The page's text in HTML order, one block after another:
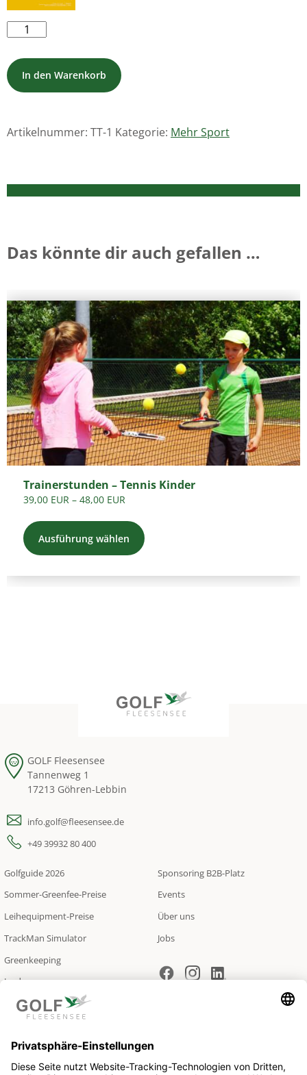
Trainerstunden
Tennis
MengeIn den Warenkorb
Artikelnummer: TT-1 Kategorie: Mehr Sport
Das könnte dir auch gefallen …
Trainerstunden – Tennis Kinder
39,00 EUR – 48,00 EUR
Ausführung wählen
Dieses
Produkt
weist
mehrere
Varianten
auf.
Die
Optionen
können
auf
Produktseite
gewählt
werden
GOLF Fleesensee
Tannenweg 1
17213 Göhren-Lebbin
info.golf@fleesensee.de
+49 39932 80 400
Golfguide 2026
Sommer-Greenfee-Preise
Leihequipment-Preise
TrackMan Simulator
Greenkeeping
Jagd
Sponsoring B2B-Platz
Events
Über uns
Jobs
Newsletter.
Gute News für Sie.
Es gibt Wichtigeres als Golf. Nur was? Abonnieren Sie unseren